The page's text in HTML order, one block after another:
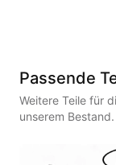
Passende
Weitere Teile für
unserem Bestand.